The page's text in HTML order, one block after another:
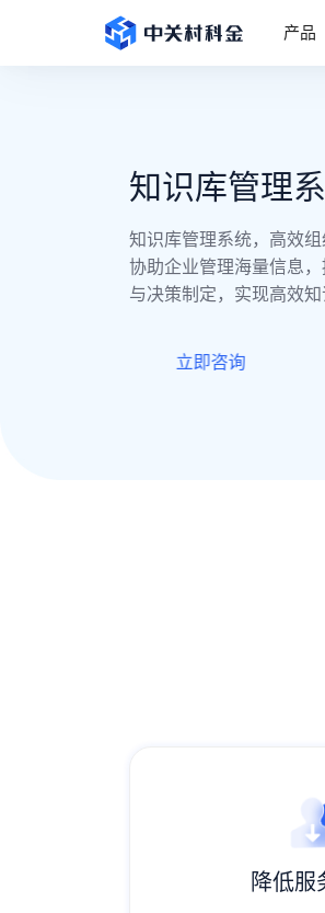
产品
知识库管理
知识库管理系统，高效
协助企业管理海量信息
与决策制定，实现高效知
立即咨询
降低服